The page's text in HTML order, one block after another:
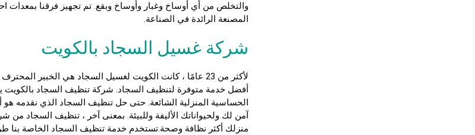
والتخلص من أي أوساخ وغبار وأوساخ وبقع. تم تجهيز فرقنا بمعدات
المصنعة الرائدة في الصناعة.
شركة غسيل السجاد بالكويت
لأكثر من 23 عامًا ، كانت الكويت لغسيل السجاد هي الخبير
أفضل خدمة متوفرة لتنظيف السجاد.شركة تنظيف السجاد بالكويت
آمن لك ولحيواناتك الأليفة وللبيئة. بمعنى آخر ، تنظيف السجاد من
منزلك أكثر نظافة وصحة.تستخدم خدمة تنظيف السجاد الخاصة بنا